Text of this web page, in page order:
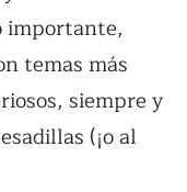
importante,
temas más
siempre y
(¡o al